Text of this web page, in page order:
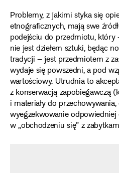
Problemy, z jakimi styka się
etnograficznych, mają swe
podejściu do przedmiotu,
nie jest dziełem sztuki, będąc
tradycji – jest przedmiotem z
wydaje się powszedni, a pod
wartościowy. Utrudnia to
z konserwacją zapobiegawczą
i materiały do
wyegzekwowanie
w „obchodzeniu się” z